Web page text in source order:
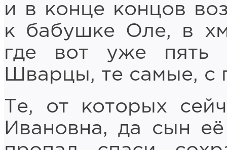
и в конце концов
к бабушке Оле, в
где вот уже пять
Шварцы, те самые, с
Те, от которых
Ивановна, да сын